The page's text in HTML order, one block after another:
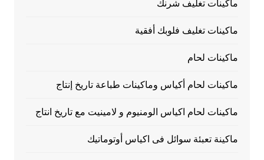
ماكينات تغليف شرنك
ماكينات تغليف فلوبك أفقية
ماكينات لحام
ماكينات لحام أكياس وماكينات طباعة تاريخ إنتاج
ماكينات لحام اكياس الومنيوم و لامينيت مع تاريخ انتاج
ماكينة تعبئة سوائل فى اكياس أوتوماتيك